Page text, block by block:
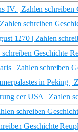
IV. | Zahlen schreiben
schreiben
1270 | Zahlen
Geschichte
| Zahlen schreiben
in Peking |
der USA | Zahlen
schreiben
Geschichte